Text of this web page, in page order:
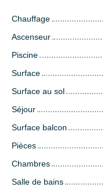
Chauffage
Ascenseur
Piscine
Surface
Surface au sol
Séjour
Surface balcon
Pièces
Chambres
Salle de bains